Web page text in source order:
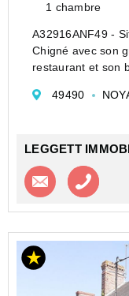
1 chambre
A32916ANF49 -
Chigné avec son
restaurant et son
aménageable sur
49490
LEGGETT
Contacter